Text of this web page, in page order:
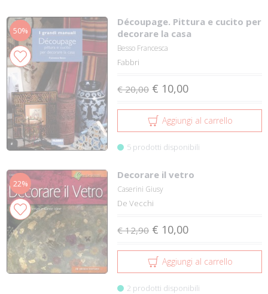
50%
Découpage. Pittura e cucito per
decorare la casa
Besso Francesca
Fabbri
€ 20,00 € 10,00
Aggiungi al carrello
5 prodotti disponibili
22%
Decorare il vetro
Caserini Giusy
De Vecchi
€ 12,90 € 10,00
Aggiungi al carrello
2 prodotti disponibili